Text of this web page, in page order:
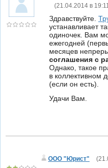
(21.04.2014 в
Здравствуйте.
устанавливает
одиночек. Вам
ежегодней
месяцев
соглашения с
Однако, такое
в коллективном
(если он есть).
Удачи Вам.
ООО "Юрист" (